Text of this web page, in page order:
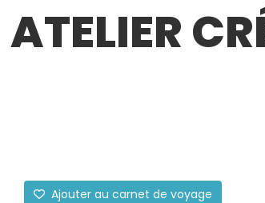
ATELIER
Ajouter au carnet de voyage